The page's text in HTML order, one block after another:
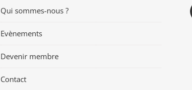
Qui sommes-nous ?
Evènements
Devenir membre
Contact